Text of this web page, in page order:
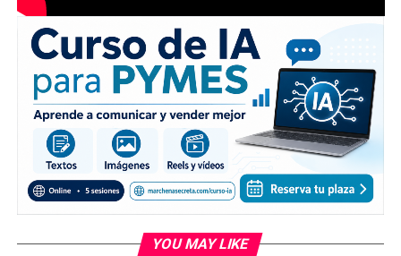
YOU MAY LIKE